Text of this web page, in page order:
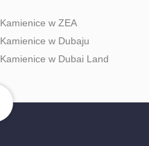
Kamienice w ZEA
Kamienice w Dubaju
Kamienice w Dubai Land